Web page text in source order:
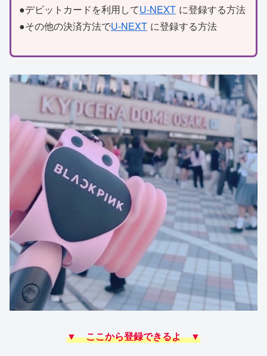
●デビットカードを利用してU-NEXT に登録する方法
●その他の決済方法でU-NEXT に登録する方法
▼ ここから登録できるよ ▼